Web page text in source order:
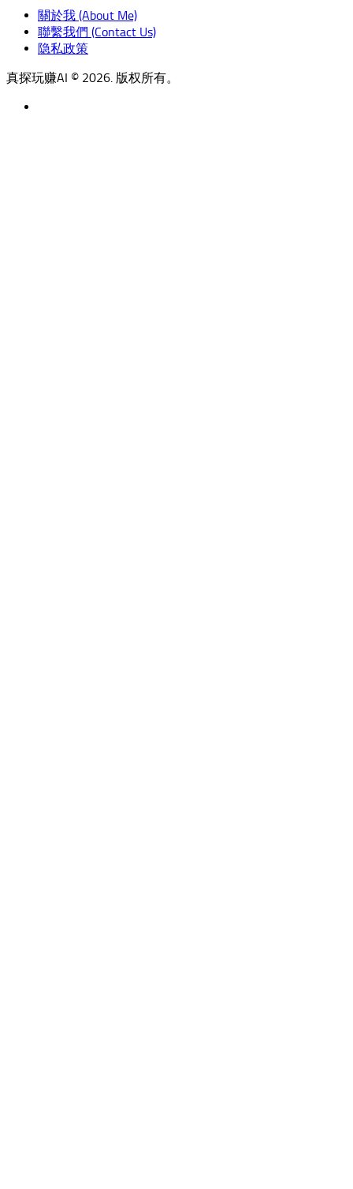
關於我 (About Me)
聯繫我們 (Contact Us)
隐私政策
真探玩赚AI © 2026. 版权所有。